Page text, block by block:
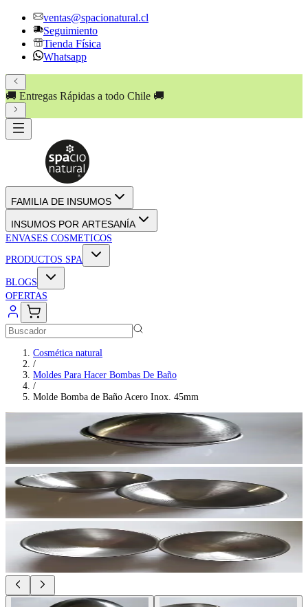
ventas@spacionatural.cl
Seguimiento
Tienda Física
Whatsapp
🚚 Entregas Rápidas a todo Chile 🚚
FAMILIA DE INSUMOS
INSUMOS POR ARTESANÍA
ENVASES COSMETICOS
PRODUCTOS SPA
BLOGS
OFERTAS
Cosmética natural
/
Moldes Para Hacer Bombas De Baño
/
Molde Bomba de Baño Acero Inox. 45mm